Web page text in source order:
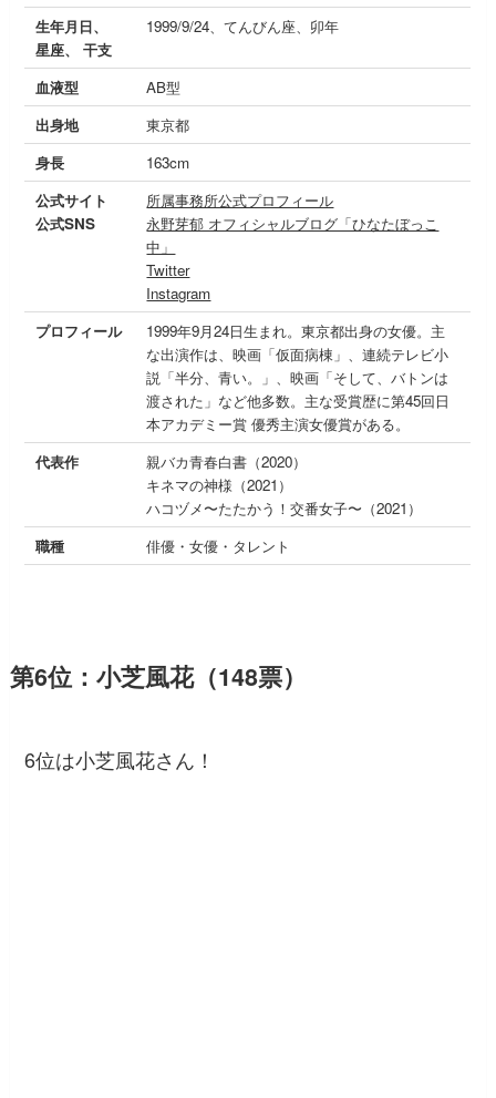
生年月日、
星座、 干支
1999/9/24、てんびん座、卯年
血液型
AB型
出身地
東京都
身長
163cm
公式サイト
公式SNS
所属事務所公式プロフィール
永野芽郁 オフィシャルブログ「ひなたぼっこ
中」
Twitter
Instagram
プロフィール
1999年9月24日生まれ。東京都出身の女優。主
な出演作は、映画「仮面病棟」、連続テレビ小
説「半分、青い。」、映画「そして、バトンは
渡された」など他多数。主な受賞歴に第45回日
本アカデミー賞 優秀主演女優賞がある。
代表作
親バカ青春白書（2020）
キネマの神様（2021）
ハコヅメ〜たたかう！交番女子〜（2021）
職種
俳優・女優・タレント
第6位：小芝風花（148票）
6位は小芝風花さん！